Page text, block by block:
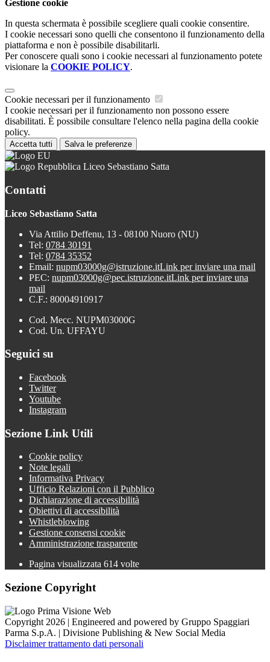
Gestione cookie
In questa schermata è possibile scegliere quali cookie consentire.
I cookie necessari sono quelli che consentono il funzionamento della
piattaforma e non è possibile disabilitarli.
Per conoscere quali sono i cookie necessari al funzionamento potete
visionare la COOKIE POLICY.
Cookie necessari per il funzionamento
I cookie necessari per il funzionamento non possono essere
disabilitati. È possibile consultare l'elenco nella pagina della cookie
policy.
Accetta tutti Salva le preferenze
Liceo Sebastiano Satta
Contatti
Liceo Sebastiano Satta
Via Attilio Deffenu, 13 - 08100 Nuoro (NU)
Tel: 0784 30191
Tel: 0784 35352
Email: nupm03000g@istruzione.itLink per inviare una mail
PEC: nupm03000g@pec.istruzione.itLink per inviare una
mail
C.F.: 80004910917
Cod. Mecc. NUPM03000G
Cod. Un. UFFAYU
Seguici su
Facebook
Twitter
Youtube
Instagram
Sezione Link Utili
Cookie policy
Note legali
Informativa Privacy
Ufficio Relazioni con il Pubblico
Dichiarazione di accessibilità
Obiettivi di accessibilità
Whistleblowing
Gestione consensi cookie
Amministrazione trasparente
Pagina visualizzata 614 volte
Sezione Copyright
Copyright 2026 | Engineered and powered by Gruppo Spaggiari
Parma S.p.A. | Divisione Publishing & New Social Media
Disclaimer trattamento dati personali